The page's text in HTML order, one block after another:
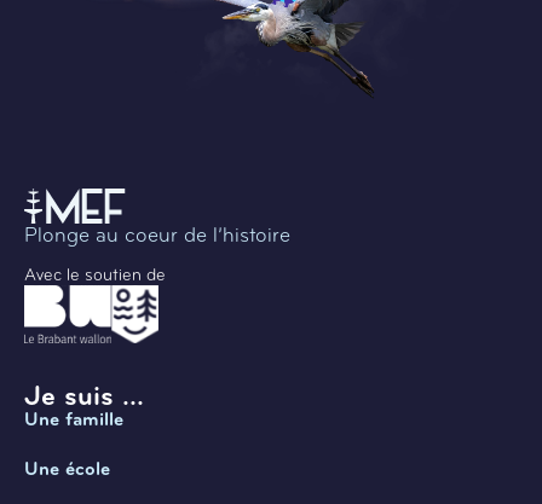
Plonge au coeur de l’histoire
Avec le soutien de
Je suis ...
Une famille
Une école